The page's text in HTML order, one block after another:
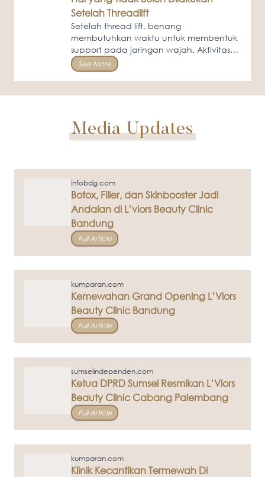
Setelah Threadlift
Setelah thread lift, benang
membutuhkan waktu untuk membentuk
support pada jaringan wajah. Aktivitas
tertentu dapat mengganggu posisi
benang.
See More
Media Updates
infobdg.com
Botox, Filler, dan Skinbooster Jadi
Andalan di L’viors Beauty Clinic
Bandung
Full Article
kumparan.com
Kemewahan Grand Opening L’Viors
Beauty Clinic Bandung
Full Article
sumselindependen.com
Ketua DPRD Sumsel Resmikan L’Viors
Beauty Clinic Cabang Palembang
Full Article
kumparan.com
Klinik Kecantikan Termewah Di